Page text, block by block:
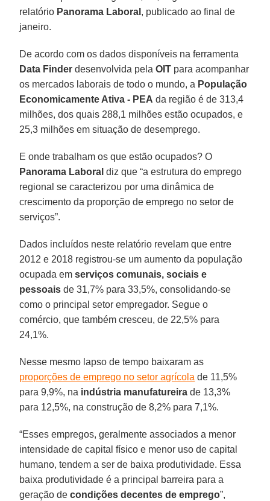
relatório Panorama Laboral , publicado ao final de
janeiro.
De acordo com os dados disponíveis na ferramenta
Data Finder desenvolvida pelaOIT para acompanhar
os mercados laborais de todo o mundo, a População
Economicamente Ativa - PEA da região é de 313,4
milhões, dos quais 288,1 milhões estão ocupados, e
25,3 milhões em situação de desemprego.
E onde trabalham os que estão ocupados? O
Panorama Laboral diz que “a estrutura do emprego
regional se caracterizou por uma dinâmica de
crescimento da proporção de emprego no setor de
serviços”.
Dados incluídos neste relatório revelam que entre
2012 e 2018 registrou-se um aumento da população
ocupada emserviços comunais, sociais e
pessoais de 31,7% para 33,5%, consolidando-se
como o principal setor empregador. Segue o
comércio, que também cresceu, de 22,5% para
24,1%.
Nesse mesmo lapso de tempo baixaram as
proporções de emprego no setor agrícola de 11,5%
para 9,9%, na indústria manufatureira de 13,3%
para 12,5%, na construção de 8,2% para 7,1%.
“Esses empregos, geralmente associados a menor
intensidade de capital físico e menor uso de capital
humano, tendem a ser de baixa produtividade. Essa
baixa produtividade é a principal barreira para a
geração decondições decentes de emprego”,